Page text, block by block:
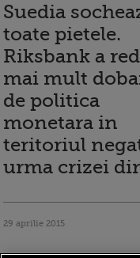
Suedia
toate pietele.
Riksbank a
mai mult
de politica
monetara in
teritoriul
urma crizei
29 aprilie 2015